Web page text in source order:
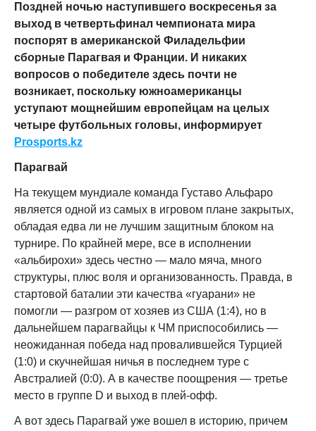
Поздней ночью наступившего воскресенья за
выход в четвертьфинал чемпионата мира
поспорят в американской Филадельфии
сборные Парагвая и Франции. И никаких
вопросов о победителе здесь почти не
возникает, поскольку южноамериканцы
уступают мощнейшим европейцам на целых
четыре футбольных головы, информирует
Prosports.kz
Парагвай
На текущем мундиале команда Густаво Альфаро
является одной из самых в игровом плане закрытых,
обладая едва ли не лучшим защитным блоком на
турнире. По крайней мере, все в исполнении
«альбирохи» здесь честно — мало мяча, много
структуры, плюс воля и организованность. Правда, в
стартовой баталии эти качества «гуарани» не
помогли — разгром от хозяев из США (1:4), но в
дальнейшем парагвайцы к ЧМ приспособились —
неожиданная победа над провалившейся Турцией
(1:0) и скучнейшая ничья в последнем туре с
Австралией (0:0). А в качестве поощрения — третье
место в группе D и выход в плей-офф.
А вот здесь Парагвай уже вошел в историю, причем